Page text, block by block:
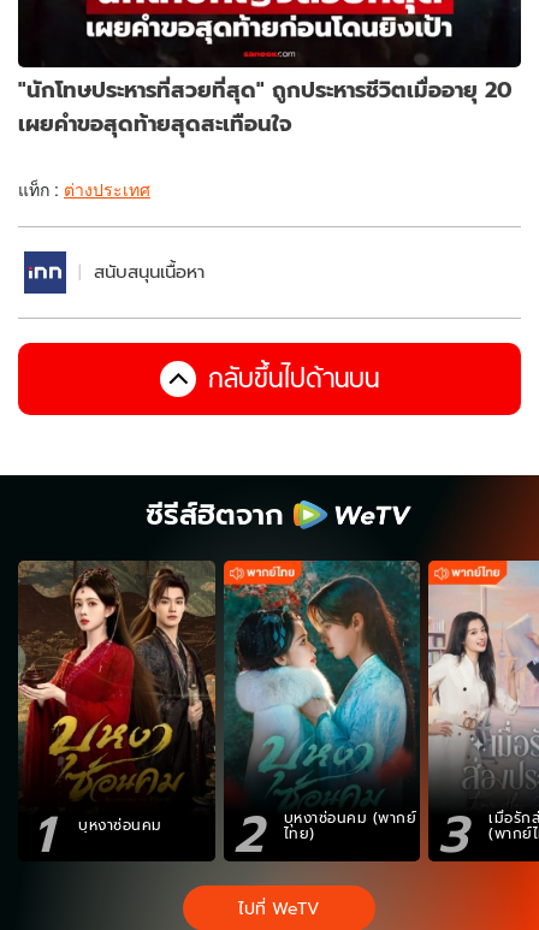
"นักโทษประหารที่สวยที่สุด" ถูกประหารชีวิตเมื่ออายุ 20
เผยคำขอสุดท้ายสุดสะเทือนใจ
แท็ก : ต่างประเทศ
สนับสนุนเนื้อหา
กลับขึ้นไปด้านบน
ซีรีส์ฮิตจาก
1 บุหงาซ่อนคม 2 บุหงาซ่อนคม (พากย์
ไทย) 3 เมื่อรัก
(พากย์
ไปที่ WeTV